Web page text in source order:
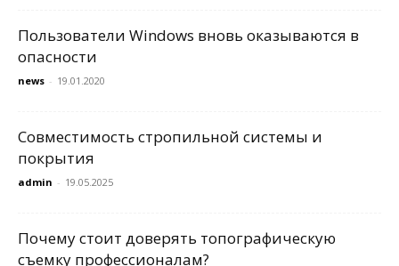
Пользователи Windows вновь оказываются в
опасности
news - 19.01.2020
Совместимость стропильной системы и
покрытия
admin - 19.05.2025
Почему стоит доверять топографическую
съемку профессионалам?